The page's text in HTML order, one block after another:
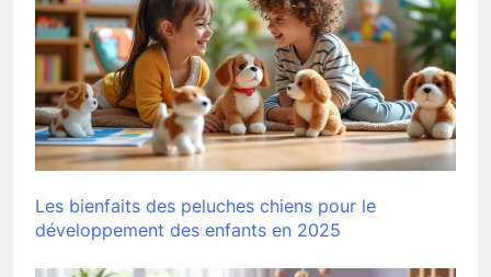
Les bienfaits des peluches chiens pour le
développement des enfants en 2025